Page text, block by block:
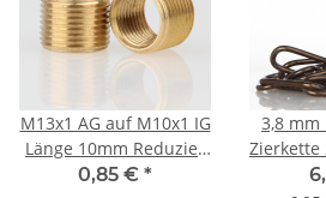
M13x1 AG auf M10x1 IG
Länge 10mm Reduzier
Gewinde-Adapter
0,85 € *
3,8 mm
Zierkette
schwere